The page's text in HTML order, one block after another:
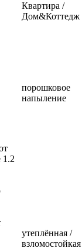
Квартира /
Дом&Коттедж
порошковое
напыление
1.2
утеплённая /
взломостойкая